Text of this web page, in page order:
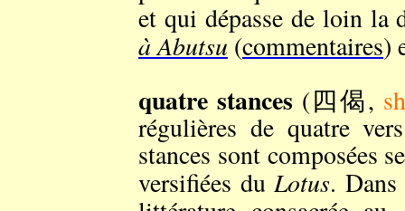
et qui dépasse de loin
à Abutsu (commentaires)
quatre stances (四偈,
régulières de quatre
stances sont composées
versifiées duLotus.